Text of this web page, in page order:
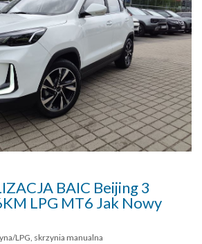
BAIC Beijing 3
LPG MT6 Jak Nowy
LPG, skrzynia manualna